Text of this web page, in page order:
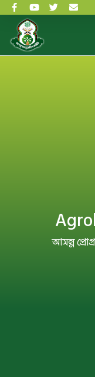
আসন্ন